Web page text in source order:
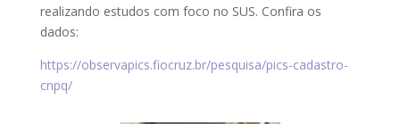
realizando estudos com foco no SUS. Confira os
dados:
https://observapics.fiocruz.br/pesquisa/pics-cadastro-
cnpq/